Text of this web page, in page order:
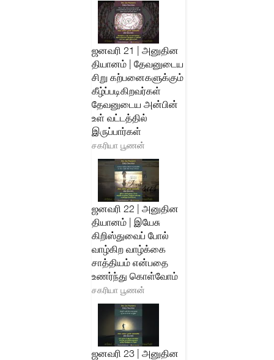
ஜனவரி 21 | அனுதின
தியானம் | தேவனுடைய
சிறு கற்பனைகளுக்கும்
கீழ்ப்படிகிறவர்கள்
தேவனுடைய அன்பின்
உள் வட்டத்தில்
இருப்பார்கள்
சகரியா பூணன்
ஜனவரி 22 | அனுதின
தியானம் | இயேசு
கிறிஸ்துவைப் போல்
வாழ்கிற வாழ்க்கை
சாத்தியம் என்பதை
உணர்ந்து கொள்வோம்
சகரியா பூணன்
ஜனவரி 23 | அனுதின